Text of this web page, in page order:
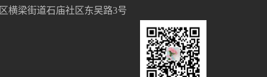
横梁街道石庙社区东吴路3号